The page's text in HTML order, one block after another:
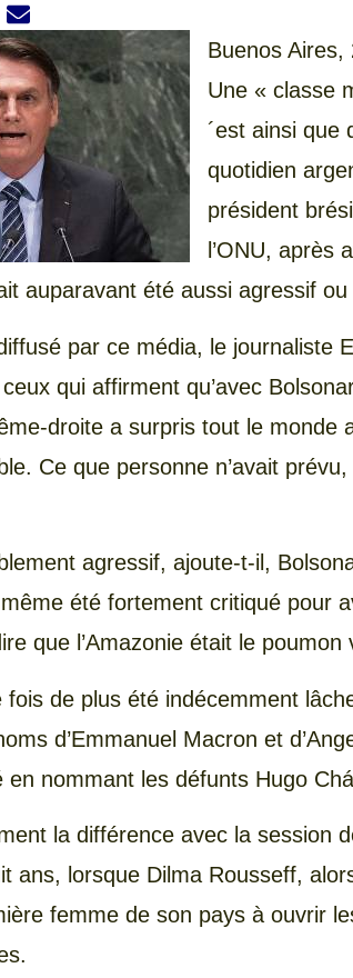
Buenos
Une « classe
´est ainsi que
quotidien
président
l’ONU, après
auparavant été aussi agressif
par ce média, le journaliste
qui affirment qu’avec
droite a surpris tout le monde
Ce que personne n’avait
agressif, ajoute-t-il,
été fortement critiqué pour
que l’Amazonie était le poumon
fois de plus été indécemment
d’Emmanuel Macron et
en nommant les défunts Hugo
la différence avec la session
ans, lorsque Dilma Rousseff,
femme de son pays à ouvrir